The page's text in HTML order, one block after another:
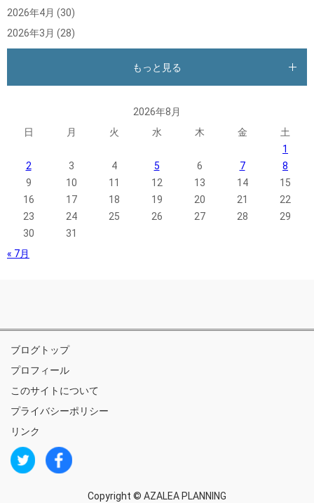
2026年4月 (30)
2026年3月 (28)
もっと見る
2026年8月
日
月 火 水 木 金
土
1
2
3 4 5 6 7
8
9
10 11 12 13 14
15
16
17 18 19 20 21
22
23
24 25 26 27 28
29
30
31
« 7月
ブログトップ
プロフィール
このサイトについて
プライバシーポリシー
リンク
Copyright © AZALEA PLANNING